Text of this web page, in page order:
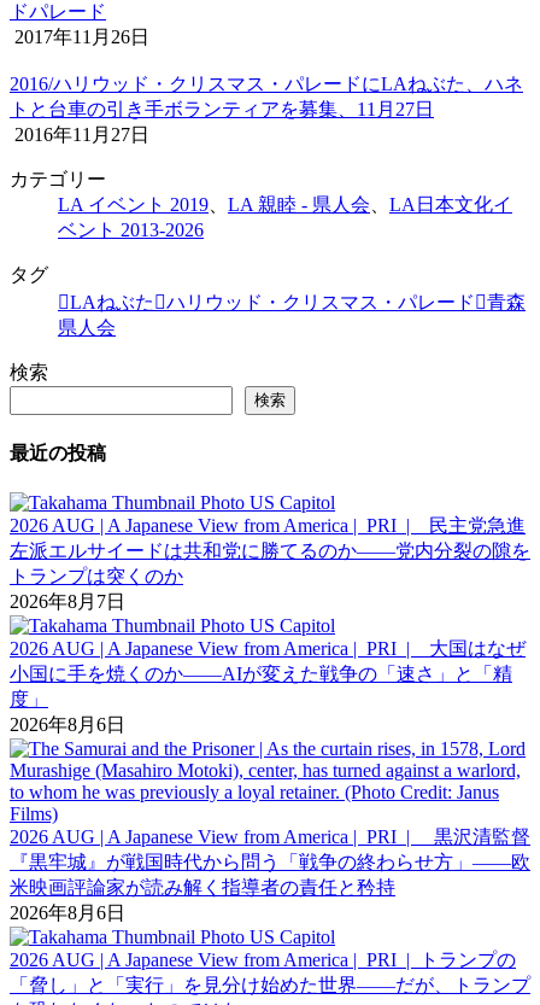
ドパレード
2017年11月26日
2016/ハリウッド・クリスマス・パレードにLAねぶた、ハネ
トと台車の引き手ボランティアを募集、11月27日
2016年11月27日
カテゴリー
LA イベント 2019
LA 親睦 - 県人会
LA日本文化イ
ベント 2013-2026
タグ
LAねぶた
ハリウッド・クリスマス・パレード
青森
県人会
検索
検索
最近の投稿
2026 AUG | A Japanese View from America | PRI | 民主党急進
左派エルサイードは共和党に勝てるのか――党内分裂の隙を
トランプは突くのか
2026年8月7日
2026 AUG | A Japanese View from America | PRI | 大国はなぜ
小国に手を焼くのか――AIが変えた戦争の「速さ」と「精
度」
2026年8月6日
2026 AUG | A Japanese View from America | PRI | 黒沢清監督
『黒牢城』が戦国時代から問う「戦争の終わらせ方」――欧
米映画評論家が読み解く指導者の責任と矜持
2026年8月6日
2026 AUG | A Japanese View from America | PRI | トランプの
「脅し」と「実行」を見分け始めた世界――だが、トランプ